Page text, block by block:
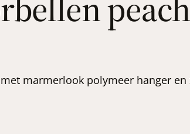
marmerlook polymeer hanger en